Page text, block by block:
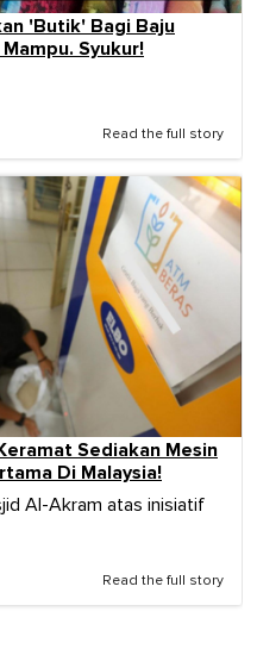
'Butik' Bagi Baju
Syukur!
Read the full story
Sediakan Mesin
Di Malaysia!
Al-Akram atas inisiatif
Read the full story